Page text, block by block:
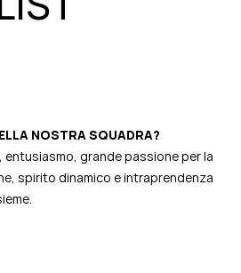
NOSTRA SQUADRA?
entusiasmo, grande passione per la
spirito dinamico e intraprendenza